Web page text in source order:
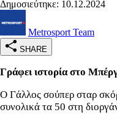
Δημοσιεύτηκε: 10.12.2024
Metrosport Team
SHARE
Γράφει ιστορία στο
Ο Γάλλος σούπερ σταρ
συνολικά τα 50 στη